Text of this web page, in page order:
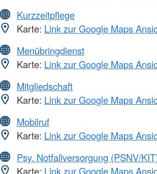
Kurzzeitpflege
Karte: Link zur Google Maps
Menübringdienst
Karte: Link zur Google Maps
Mitgliedschaft
Karte: Link zur Google Maps
Mobilruf
Karte: Link zur Google Maps
Psy. Notfallversorgung (PSNV/
Karte: Link zur Google Maps